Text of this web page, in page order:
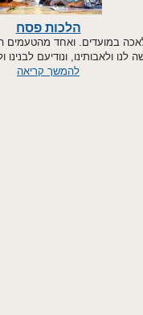
הלכות פסח
ואחד מהטעמים הוא כדי
ונודיעם לבנינו
להמשך קריאה